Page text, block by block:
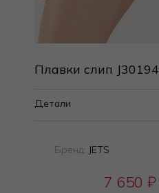
Плавки слип
Детали
Бренд: JETS
7 650 ₽